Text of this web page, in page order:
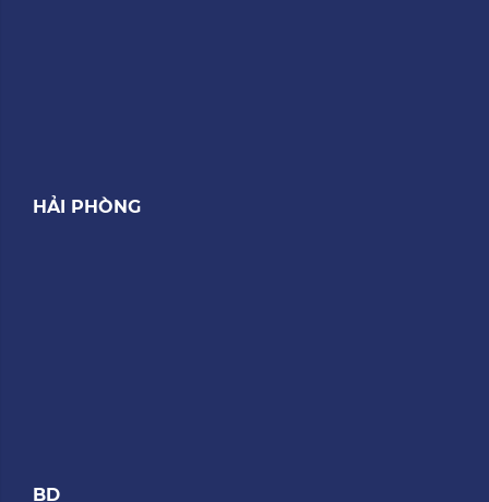
HẢI PHÒNG
BD